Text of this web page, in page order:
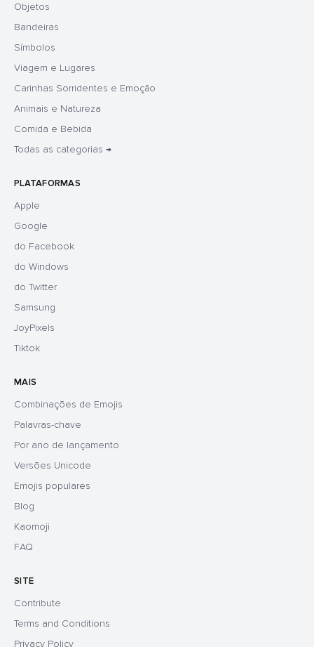
Objetos
Bandeiras
Símbolos
Viagem e Lugares
Carinhas Sorridentes e Emoção
Animais e Natureza
Comida e Bebida
Todas as categorias →
PLATAFORMAS
Apple
Google
do Facebook
do Windows
do Twitter
Samsung
JoyPixels
Tiktok
MAIS
Combinações de Emojis
Palavras-chave
Por ano de lançamento
Versões Unicode
Emojis populares
Blog
Kaomoji
FAQ
SITE
Contribute
Terms and Conditions
Privacy Policy